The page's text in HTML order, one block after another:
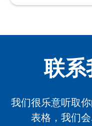
联系
我们很乐意听取
表格，我们